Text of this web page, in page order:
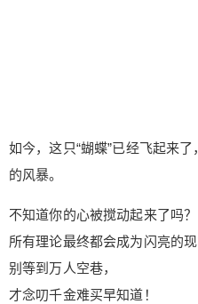
如今，这只“蝴蝶”已经飞起来
的风暴。
不知道你的心被搅动起来了吗？
所有理论最终都会成为闪亮的现
别等到万人空巷，
才念叨千金难买早知道！